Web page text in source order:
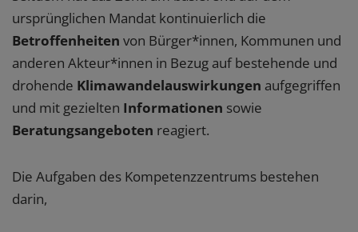
ursprünglichen Mandat kontinuierlich die
Betroffenheiten von Bürger*innen, Kommunen und
anderen Akteur*innen in Bezug auf bestehende und
drohende Klimawandelauswirkungen aufgegriffen
und mit gezielten Informationen sowie
Beratungsangeboten reagiert.
Die Aufgaben des Kompetenzzentrums bestehen
darin,